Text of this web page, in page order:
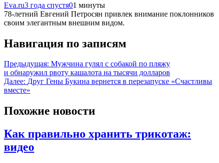
Eva.ru3 года спустя01 минуты
78-летний Евгений Петросян привлек внимание поклонников
своим элегантным внешним видом.
Навигация по записям
Предыдущая: Мужчина гулял с собакой по пляжу
и обнаружил рвоту кашалота на тысячи долларов
Далее: Друг Гены Букина вернется в перезапуске «Счастливы
вместе»
Похожие новости
Как правильно хранить трикотаж:
видео